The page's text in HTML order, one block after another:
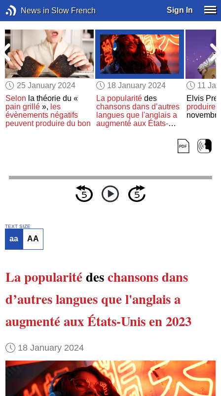
News in Slow French Sign In
25 January 2024
Selon la théorie du «
pain grillé », les
évènements négatifs
peuvent produire du bon
18 January 2024
La popularitédes
chansons dans d’autres
langues que l'anglais a
augmenté aux États-
11
Elvis
produire
TEXT SIZE
aa AA
La popularitédeschansonsdans
d’autres langues que l'anglaisa
augmentéaux États-Unisen 2023
18 January 2024